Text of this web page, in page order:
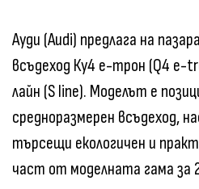
Ауди (Audi) предлага на
всъдеход Ку4 е-трон (Q4 e-
лайн (S line). Моделът е
средноразмерен всъдеход,
търсещи екологичен и
част от моделната гама за